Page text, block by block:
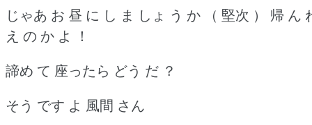
じゃあ お 昼 に し ま しょ う か （ 堅次 ） 帰 ん
え の か よ ！
諦め て 座ったら どう だ ？
そう です よ 風間 さん